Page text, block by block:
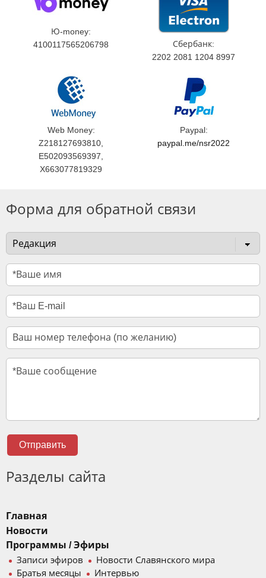
Ю-money:
4100117565206798
Сбербанк:
2202 2081 1204 8997
Web Money:
Z218127693810,
E502093569397,
X663077819329
Paypal:
paypal.me/nsr2022
Форма для обратной связи
Отправить
Разделы сайта
Главная
Новости
Программы / Эфиры
Записи эфиров
Новости Славянского мира
Братья месяцы
Интервью